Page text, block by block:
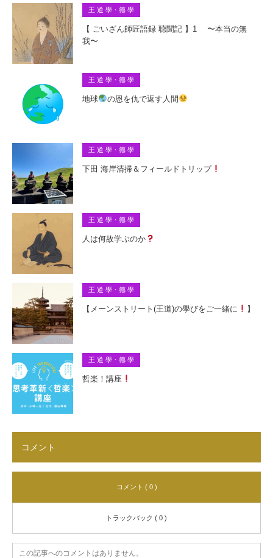
王 道 學・德 學
【 ごいざん師匠語録 聴聞記 】1 〜本当の無
我〜
王 道 學・德 學
地球 の恩を仇で返す人間
王 道 學・德 學
下田 海岸清掃＆フィールドトリップ
王 道 學・德 學
人は何故学ぶのか
王 道 學・德 學
【メーンストリート(王道)の學びをご一緒に 】
王 道 學・德 學
哲楽！講座
コメント
コメント ( 0 )
トラックバック ( 0 )
この記事へのコメントはありません。